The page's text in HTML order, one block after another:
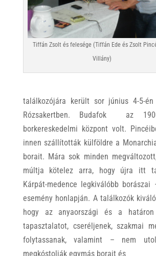
Tiffán Zsolt és felesége (Tiffán Ede és Zsolt
Villány)
találkozójára került sor június 4-5-
Rózsakertben. Budafok az
borkereskedelmi központ volt.
innen szállították külföldre a
borait. Mára sok minden
múltja kötelez arra, hogy újra itt
Kárpát-medence legkiválóbb
esemény honlapján. A találkozók
hogy az anyaországi és a
tapasztalatot, cseréljenek, szakmai
folytassanak, valamint – nem
megkóstolják egymás borait és